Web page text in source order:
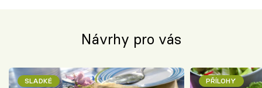
Návrhy pro vás
SLADKÉ PŘÍLOHY